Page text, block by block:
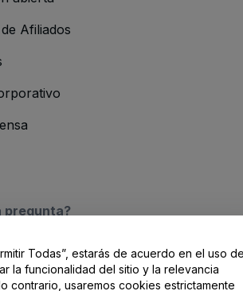
Afiliados
pregunta?
/ Contacto
Todas”, estarás de acuerdo en el uso
la funcionalidad del sitio y la relevancia
contrario, usaremos cookies estrictamente